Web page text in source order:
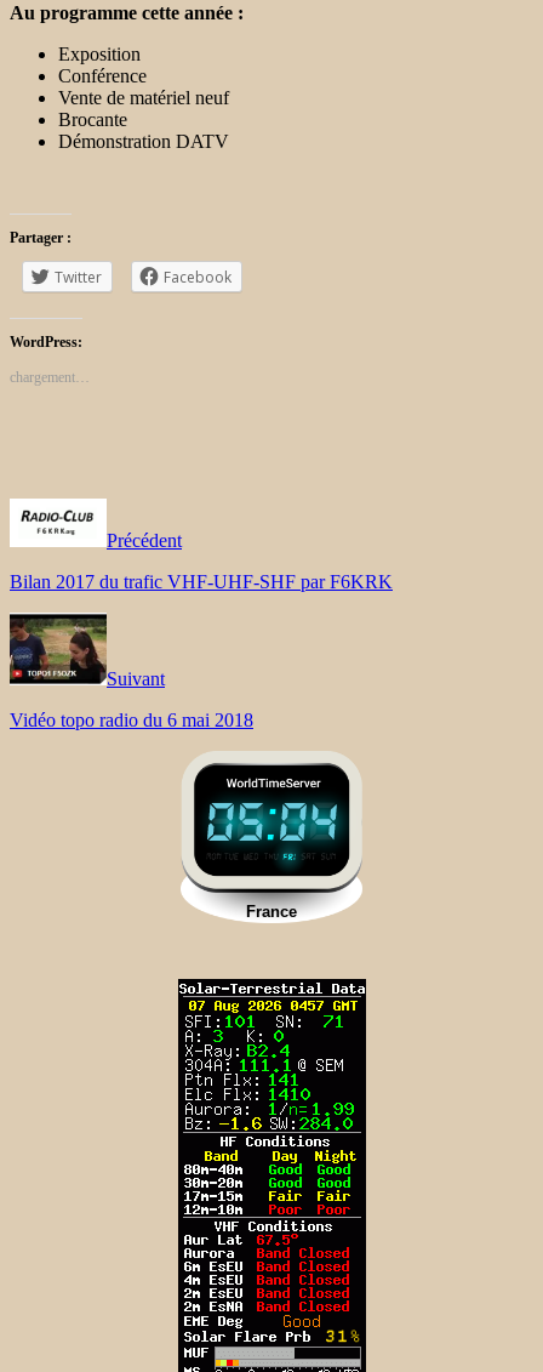
Au programme cette année :
Exposition
Conférence
Vente de matériel neuf
Brocante
Démonstration DATV
Partager :
Twitter Facebook
WordPress:
chargement…
Précédent
Bilan 2017 du trafic VHF-UHF-SHF par F6KRK
Suivant
Vidéo topo radio du 6 mai 2018